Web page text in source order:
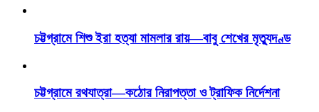
চট্টগ্রামে শিশু ইরা হত্যা মামলার রায়—বাবু শেখের মৃত্যুদণ্ড
চট্টগ্রামে রথযাত্রা—কঠোর নিরাপত্তা ও ট্রাফিক নির্দেশনা